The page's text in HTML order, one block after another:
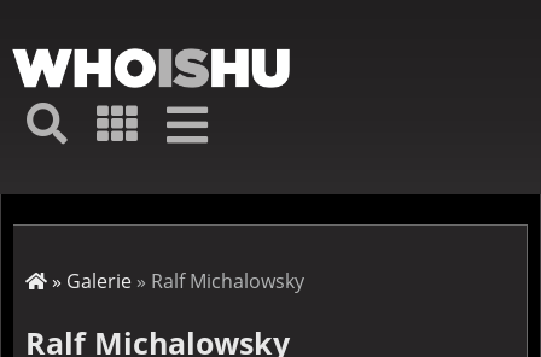
Inhalt
Navigation
Kurz-
SucheGalerie
Startseite
Galerie Ralf Michalowsky
Ralf Michalowsky